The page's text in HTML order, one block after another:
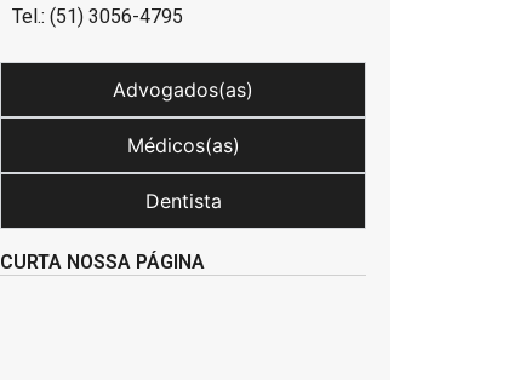
Tel.: (51) 3056-4795
Advogados(as)
Médicos(as)
Dentista
CURTA NOSSA PÁGINA